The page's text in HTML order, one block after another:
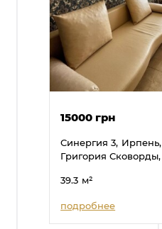
15000 грн
Синергия 3, Ирпень,
Григория Сковорды,
39.3 м²
подробнее